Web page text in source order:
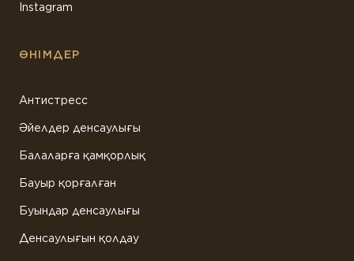
Instagram
ӨНІМДЕР
Антистресс
Әйелдер денсаулығы
Балаларға қамқорлық
Бауыр қорғалған
Буындар денсаулығы
Денсаулығын қолдау